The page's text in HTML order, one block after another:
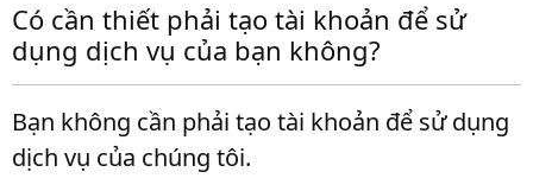
Có cần thiết phải tạo tài khoản để sử
dụng dịch vụ của bạn không?
Bạn không cần phải tạo tài khoản để sử dụng
dịch vụ của chúng tôi.